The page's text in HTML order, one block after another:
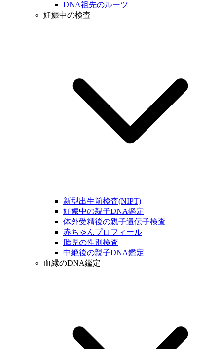
DNA祖先のルーツ
妊娠中の検査
新型出生前検査(NIPT)
妊娠中の親子DNA鑑定
体外受精後の親子遺伝子検査
赤ちゃんプロフィール
胎児の性別検査
中絶後の親子DNA鑑定
血縁のDNA鑑定